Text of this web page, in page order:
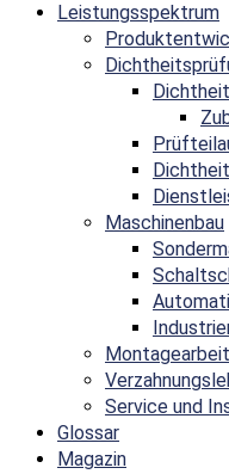
Leistungsspektrum
Maschinenbau
Service und
Glossar
Magazin